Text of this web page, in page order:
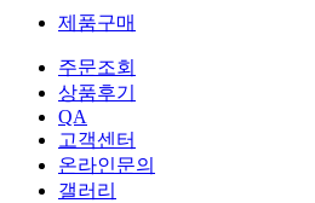
제품구매
주문조회
상품후기
QA
고객센터
온라인문의
갤러리